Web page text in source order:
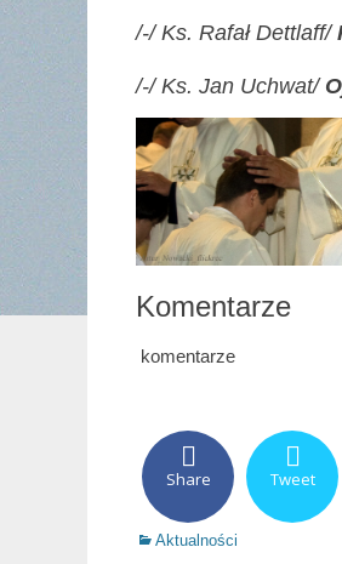
/-/ Ks. Rafał Dettlaff/
/-/ Ks. Jan Uchwat/
Komentarze
komentarze
Share Tweet
Categories
Aktualności